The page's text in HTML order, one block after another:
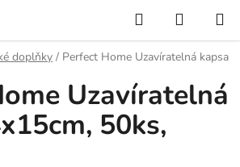
Hledat
KOŠÍK
doplňky / Perfect Home Uzavíratelná kapsa
Uzavíratelná
50ks,